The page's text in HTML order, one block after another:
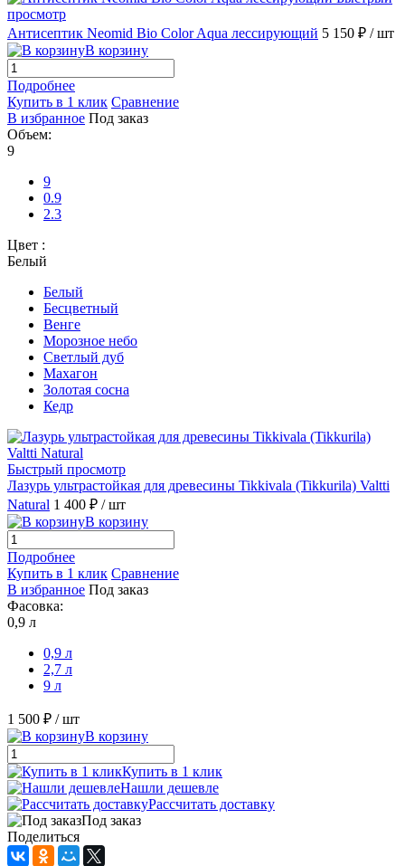
просмотр
Антисептик Neomid Bio Color Aqua лессирующий 5 150 ₽ / шт
В корзину
Подробнее
Купить в 1 клик Сравнение
В избранное Под заказ
Объем:
9
9
0.9
2.3
Цвет :
Белый
Белый
Бесцветный
Венге
Морозное небо
Светлый дуб
Махагон
Золотая сосна
Кедр
Быстрый просмотр
Лазурь ультрастойкая для древесины Tikkivala (Tikkurila) Valtti
Natural 1 400 ₽ / шт
В корзину
Подробнее
Купить в 1 клик Сравнение
В избранное Под заказ
Фасовка:
0,9 л
0,9 л
2,7 л
9 л
1 500 ₽ / шт
В корзину
Купить в 1 клик
Нашли дешевле
Рассчитать доставку
Под заказ
Поделиться